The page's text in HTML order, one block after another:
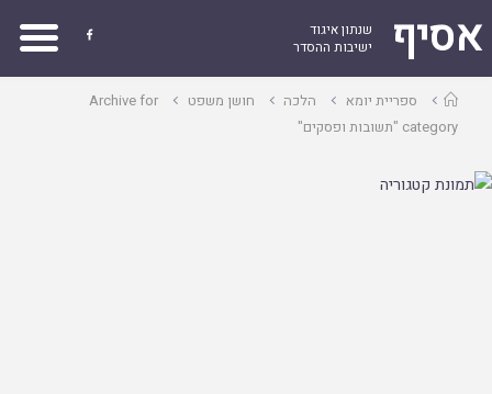
אסיף
שנתון איגוד
ישיבות ההסדר

עמוד
ראשי
ספריית יומא הלכה חושן משפט
Archive for
category "תשובות ופסקים"